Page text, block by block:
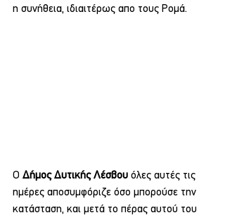
η συνήθεια, ιδιαιτέρως απο τους Ρομά.
Ο Δήμος Δυτικής Λέσβου όλες αυτές τις
ημέρες αποσυμφόριζε όσο μπορούσε την
κατάσταση, και μετά το πέρας αυτού του